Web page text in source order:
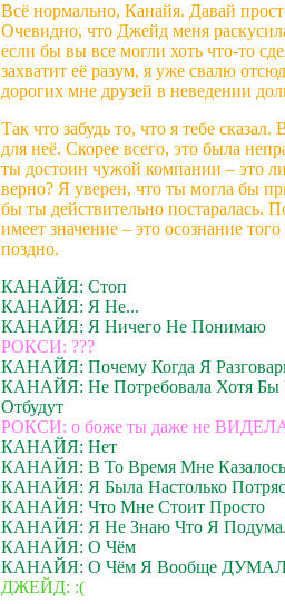
Всё нормально, Канайя. Давай
Очевидно, что Джейд меня
если бы вы все могли хоть что-то
захватит её разум, я уже свалю
дорогих мне друзей в неведении
Так что забудь то, что я тебе
для неё. Скорее всего, это была
ты достоин чужой компании – это
верно? Я уверен, что ты могла бы
бы ты действительно постаралась.
имеет значение – это осознание
поздно.
КАНАЙЯ: Стоп
КАНАЙЯ: Я Не...
КАНАЙЯ: Я Ничего Не Понимаю
РОКСИ: ???
КАНАЙЯ: Почему Когда Я
КАНАЙЯ: Не Потребовала Хотя Бы
Отбудут
РОКСИ: о боже ты даже не
КАНАЙЯ: Нет
КАНАЙЯ: В То Время Мне Казалось
КАНАЙЯ: Я Была Настолько
КАНАЙЯ: Что Мне Стоит Просто
КАНАЙЯ: Я Не Знаю Что Я
КАНАЙЯ: О Чём
КАНАЙЯ: О Чём Я Вообще
ДЖЕЙД: :(